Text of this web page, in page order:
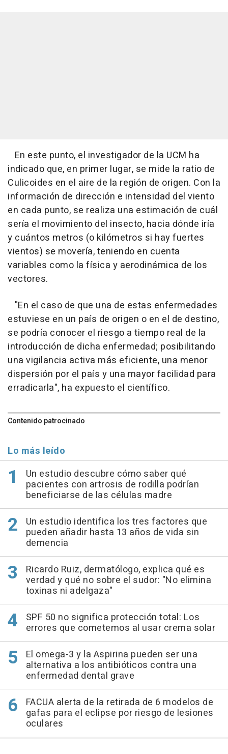
En este punto, el investigador de la UCM ha
indicado que, en primer lugar, se mide la ratio de
Culicoides en el aire de la región de origen. Con la
información de dirección e intensidad del viento
en cada punto, se realiza una estimación de cuál
sería el movimiento del insecto, hacia dónde iría
y cuántos metros (o kilómetros si hay fuertes
vientos) se movería, teniendo en cuenta
variables como la física y aerodinámica de los
vectores.
"En el caso de que una de estas enfermedades
estuviese en un país de origen o en el de destino,
se podría conocer el riesgo a tiempo real de la
introducción de dicha enfermedad; posibilitando
una vigilancia activa más eficiente, una menor
dispersión por el país y una mayor facilidad para
erradicarla", ha expuesto el científico.
Contenido patrocinado
Lo más leído
Un estudio descubre cómo saber qué
pacientes con artrosis de rodilla podrían
beneficiarse de las células madre
Un estudio identifica los tres factores que
pueden añadir hasta 13 años de vida sin
demencia
Ricardo Ruiz, dermatólogo, explica qué es
verdad y qué no sobre el sudor: "No elimina
toxinas ni adelgaza"
SPF 50 no significa protección total: Los
errores que cometemos al usar crema solar
El omega-3 y la Aspirina pueden ser una
alternativa a los antibióticos contra una
enfermedad dental grave
FACUA alerta de la retirada de 6 modelos de
gafas para el eclipse por riesgo de lesiones
oculares